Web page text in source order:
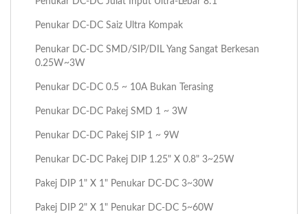
Penukar DC-DC Saiz Ultra Kompak
Penukar DC-DC SMD/SIP/DIL Yang Sangat Berkesan
0.25W~3W
Penukar DC-DC 0.5 ~ 10A Bukan Terasing
Penukar DC-DC Pakej SMD 1 ~ 3W
Penukar DC-DC Pakej SIP 1 ~ 9W
Penukar DC-DC Pakej DIP 1.25" X 0.8" 3~25W
Pakej DIP 1" X 1" Penukar DC-DC 3~30W
Pakej DIP 2" X 1" Penukar DC-DC 5~60W